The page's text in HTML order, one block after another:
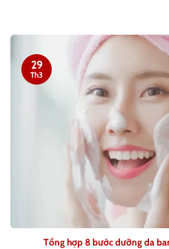
Tổng hợp 8 bước dưỡng da
29
Th3